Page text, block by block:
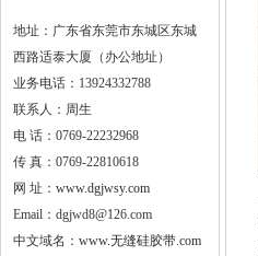
地址：广东省东莞市东城区东城
西路适泰大厦（办公地址）
业务电话：13924332788
联系人：周生
电 话：0769-22232968
传 真：0769-22810618
网 址： www.dgjwsy.com
Email：dgjwd8@126.com
中文域名： www.无缝硅胶带.com